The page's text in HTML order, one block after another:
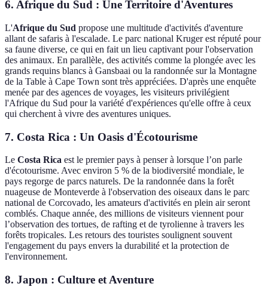
6. Afrique du Sud : Une Territoire d'Aventures
L'Afrique du Sud propose une multitude d'activités d'aventure
allant de safaris à l'escalade. Le parc national Kruger est réputé pour
sa faune diverse, ce qui en fait un lieu captivant pour l'observation
des animaux. En parallèle, des activités comme la plongée avec les
grands requins blancs à Gansbaai ou la randonnée sur la Montagne
de la Table à Cape Town sont très appréciées. D'après une enquête
menée par des agences de voyages, les visiteurs privilégient
l'Afrique du Sud pour la variété d'expériences qu'elle offre à ceux
qui cherchent à vivre des aventures uniques.
7. Costa Rica : Un Oasis d'Écotourisme
Le Costa Rica est le premier pays à penser à lorsque l’on parle
d'écotourisme. Avec environ 5 % de la biodiversité mondiale, le
pays regorge de parcs naturels. De la randonnée dans la forêt
nuageuse de Monteverde à l'observation des oiseaux dans le parc
national de Corcovado, les amateurs d'activités en plein air seront
comblés. Chaque année, des millions de visiteurs viennent pour
l’observation des tortues, de rafting et de tyrolienne à travers les
forêts tropicales. Les retours des touristes soulignent souvent
l'engagement du pays envers la durabilité et la protection de
l'environnement.
8. Japon : Culture et Aventure